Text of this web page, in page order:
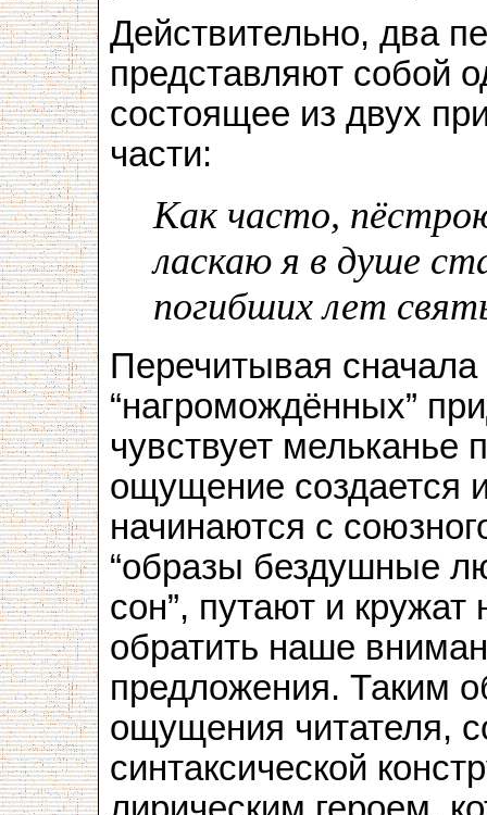
Действительно, два
представляют собой
состоящее из двух
части:
Как часто,
ласкаю я в душе
погибших лет
Перечитывая
“нагромождённых”
чувствует мельканье
ощущение создается
начинаются с
“образы бездушные
сон”, путают и
обратить наше
предложения. Таким
ощущения читателя,
синтаксической